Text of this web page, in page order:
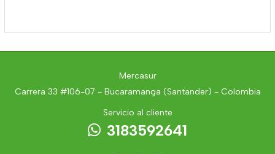
Mercasur
Carrera 33 #106-07 - Bucaramanga (Santander) - Colombia
Servicio al cliente
3183592641